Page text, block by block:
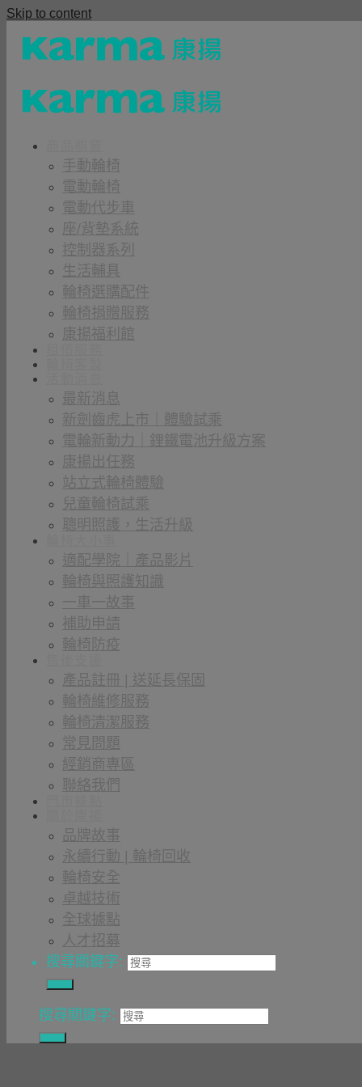
Skip to content
手動輪椅
電動輪椅
電動代步車
座/背墊系統
控制器系列
生活輔具
輪椅選購配件
輪椅捐贈服務
康揚福利館
最新消息
新劍齒虎上市｜體驗試乘
電輪新動力｜鋰鐵電池升級方案
康揚出任務
站立式輪椅體驗
兒童輪椅試乘
聰明照護，生活升級
適配學院｜產品影片
輪椅與照護知識
一車一故事
補助申請
輪椅防疫
產品註冊 | 送延長保固
輪椅維修服務
輪椅清潔服務
常見問題
經銷商專區
聯絡我們
品牌故事
永續行動 | 輪椅回收
輪椅安全
卓越技術
全球據點
人才招募
搜尋關鍵字:
搜尋關鍵字: